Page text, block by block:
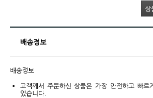
상
배송정보
배송정보
고객께서 주문하신 상품은 가장 안전하고 빠르
있습니다.